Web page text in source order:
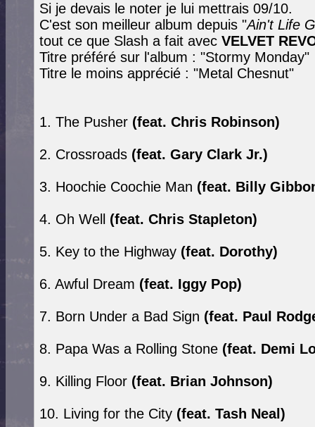
Si je devais le noter je lui mettrais 09/10.
C'est son meilleur album depuis "Ain't Life
tout ce que Slash a fait avec VELVET
Titre préféré sur l'album : "Stormy Monday"
Titre le moins apprécié : "Metal Chesnut"
1. The Pusher (feat. Chris Robinson)
2. Crossroads (feat. Gary Clark Jr.)
3. Hoochie Coochie Man (feat. Billy
4. Oh Well (feat. Chris Stapleton)
5. Key to the Highway (feat. Dorothy)
6. Awful Dream (feat. Iggy Pop)
7. Born Under a Bad Sign (feat. Paul
8. Papa Was a Rolling Stone (feat. Demi
9. Killing Floor (feat. Brian Johnson)
10. Living for the City (feat. Tash Neal)